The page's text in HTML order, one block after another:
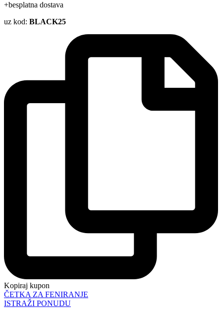
+besplatna dostava
uz kod: BLACK25
Kopiraj kupon
ČETKA ZA FENIRANJE
ISTRAŽI PONUDU